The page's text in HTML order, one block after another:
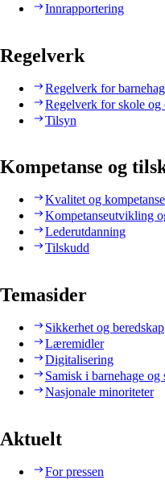
Innrapportering
Regelverk
Regelverk for
Regelverk for skole
Tilsyn
Kompetanse og
Kvalitet og kompetanse
Kompetanseutvikling
Lederutdanning
Tilskudd
Temasider
Sikkerhet og beredskap
Læremidler
Digitalisering
Samisk i barnehage og
Nasjonale minoriteter
Aktuelt
For pressen